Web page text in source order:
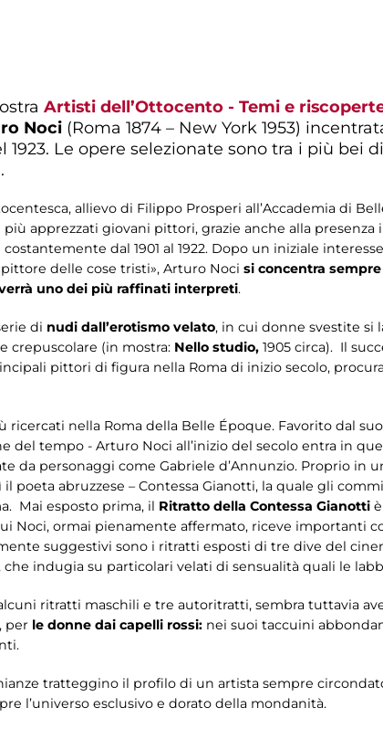
Artisti dell’Ottocento - Temi e
Noci (Roma 1874 – New York 1953)
1923. Le opere selezionate sono tra i più bei
allievo di Filippo Prosperi all’Accademia di
apprezzati giovani pittori, grazie anche alla
dal 1901 al 1922. Dopo un iniziale
delle cose tristi», Arturo Noci si concentra
uno dei più raffinati interpreti.
di nudi dall’erotismo velato, in cui donne svestite
crepuscolare (in mostra: Nello studio, 1905 circa). Il
pittori di figura nella Roma di inizio secolo,
nella Roma della Belle Époque. Favorito dal
del tempo - Arturo Noci all’inizio del secolo entra in
da personaggi come Gabriele d’Annunzio. Proprio in
il poeta abruzzese – Contessa Gianotti, la quale gli
Mai esposto prima, il Ritratto della Contessa Gianotti
Noci, ormai pienamente affermato, riceve importanti
suggestivi sono i ritratti esposti di tre dive del
che indugia su particolari velati di sensualità quali le
ritratti maschili e tre autoritratti, sembra tuttavia
per le donne dai capelli rossi: nei suoi taccuini
tratteggino il profilo di un artista sempre
l’universo esclusivo e dorato della mondanità.